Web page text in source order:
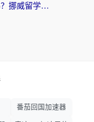
ChickCN和夏时国际好用吗？挪威留学生亲测3款回国加速器，附穿梭和加速喵对比指南
番茄回国加速器